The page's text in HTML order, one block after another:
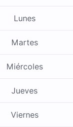
Lunes
Martes
Miércoles
Jueves
Viernes